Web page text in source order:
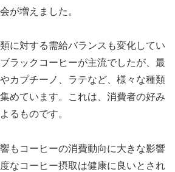
が増えました。
に対する需給バランスも変化してい
ラックコーヒーが主流でしたが、最
カプチーノ、ラテなど、様々な種類
めています。これは、消費者の好み
るものです。
もコーヒーの消費動向に大きな影響
なコーヒー摂取は健康に良いとされ